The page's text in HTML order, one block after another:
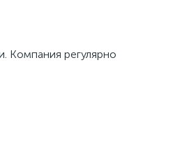
Компания регулярно